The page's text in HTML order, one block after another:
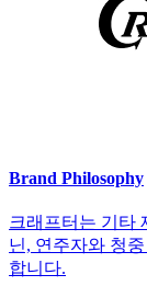
Brand Philosophy
크래프터는 기타
닌, 연주자와 청
합니다.